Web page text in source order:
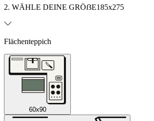
2. WÄHLE DEINE GRÖẞE185x275
Flächenteppich
60x90